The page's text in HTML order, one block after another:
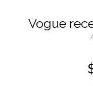
Vogue